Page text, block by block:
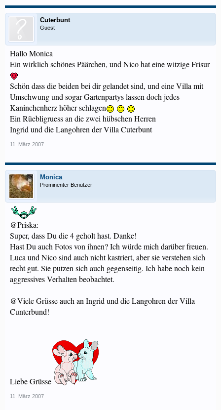
Cuterbunt
Guest
Hallo Monica
Ein wirklich schönes Päärchen, und Nico hat eine witzige Frisur
Schön dass die beiden bei dir gelandet sind, und eine Villa mit
Umschwung und sogar Gartenpartys lassen doch jedes
Kaninchenherz höher schlagen
Ein Rüebligruess an die zwei hübschen Herren
Ingrid und die Langohren der Villa Cuterbunt
11. März 2007
Monica
Prominenter Benutzer
@Priska:
Super, dass Du die 4 geholt hast. Danke!
Hast Du auch Fotos von ihnen? Ich würde mich darüber freuen.
Luca und Nico sind auch nicht kastriert, aber sie verstehen sich
recht gut. Sie putzen sich auch gegenseitig. Ich habe noch kein
aggressives Verhalten beobachtet.
@Viele Grüsse auch an Ingrid und die Langohren der Villa
Cunterbund!
Liebe Grüsse
11. März 2007